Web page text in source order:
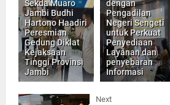
Sekda Muaro
Jambi Budhi
Hartono Haadiri
Peresmian
Gedung Diklat
Kejaksaan
Tinggi Provinsi
Jambi
dengan
Pengadilan
Negeri Sengeti
untuk Perkuat
Penyediaan
Layanan dan
penyebaran
Informasi
Next